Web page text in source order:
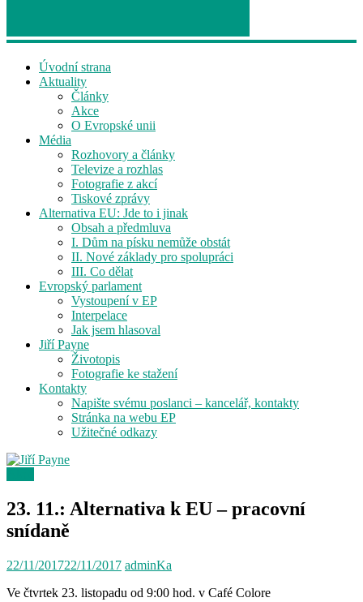
Úvodní strana
Aktuality
Články
Akce
O Evropské unii
Média
Rozhovory a články
Televize a rozhlas
Fotografie z akcí
Tiskové zprávy
Alternativa EU: Jde to i jinak
Obsah a předmluva
I. Dům na písku nemůže obstát
II. Nové základy pro spolupráci
III. Co dělat
Evropský parlament
Vystoupení v EP
Interpelace
Jak jsem hlasoval
Jiří Payne
Životopis
Fotografie ke stažení
Kontakty
Napište svému poslanci – kancelář, kontakty
Stránka na webu EP
Užitečné odkazy
23. 11.: Alternativa k EU – pracovní
snídaně
22/11/201722/11/2017 adminKa
Ve čtvrtek 23. listopadu od 9:00 hod. v Café Colore